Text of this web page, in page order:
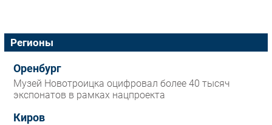
Регионы
Оренбург
Музей Новотроицка оцифровал более 40 тысяч
экспонатов в рамках нацпроекта
Киров